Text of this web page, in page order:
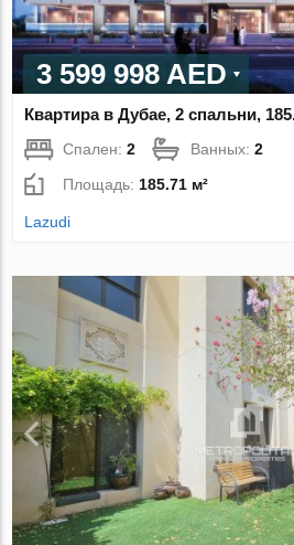
3 599 998 AED
Квартира в Дубае, 2 спальни,
Спален:2 Ванных:2
Площадь: 185.71 м²
Lazudi